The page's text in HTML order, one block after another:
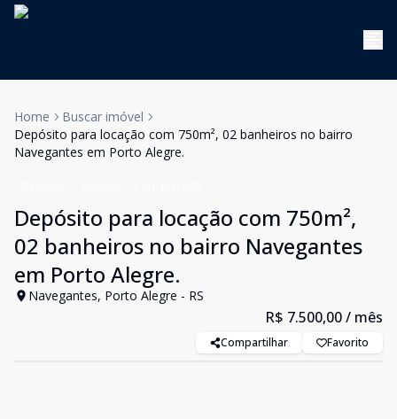
Home
Buscar imóvel
Depósito para locação com 750m², 02 banheiros no bairro
Navegantes em Porto Alegre.
Depósito para locação com 750m²,
02 banheiros no bairro Navegantes
em Porto Alegre.
Navegantes, Porto Alegre - RS
R$ 7.500,00/ mês
Compartilhar Favorito